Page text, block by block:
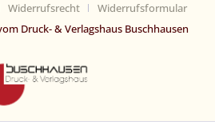
Widerrufsrecht
Widerrufsformular
Druck- & Verlagshaus Buschhausen